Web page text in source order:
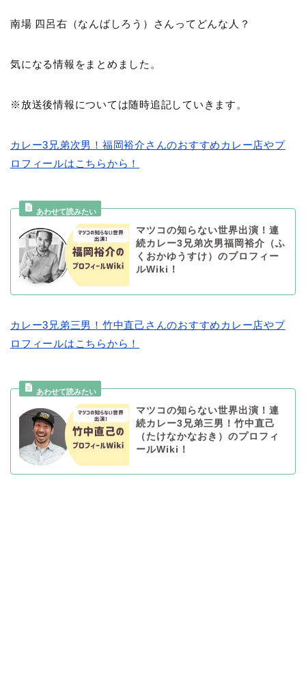
南場 四呂右（なんばしろう）さんってどんな人？
気になる情報をまとめました。
※放送後情報については随時追記していきます。
カレー3兄弟次男！福岡裕介さんのおすすめカレー店やプ
ロフィールはこちらから！
マツコの知らない世界出演！連
続カレー3兄弟次男福岡裕介（ふ
くおかゆうすけ）のプロフィー
ルWiki！
カレー3兄弟三男！竹中直己さんのおすすめカレー店やプ
ロフィールはこちらから！
マツコの知らない世界出演！連
続カレー3兄弟三男！竹中直己
（たけなかなおき）のプロフィ
ールWiki！